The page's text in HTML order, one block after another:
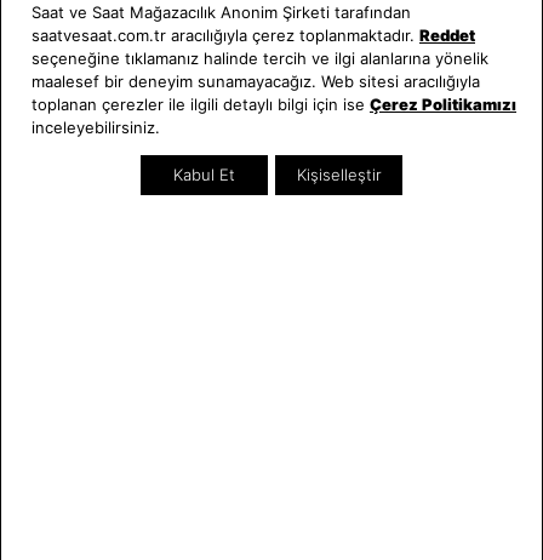
Saat ve Saat
Hakkımızda
Neden Saat ve Saat
Mağazalar
Mağazada Teknik Servis
Kategoriler
Erkek Saat
Kadın Saat
Kampanyalar
Saat ve Saat Mağazacılık Anonim Şirketi tarafından
saatvesaat.com.tr aracılığıyla çerez toplanmaktadır. Reddet
seçeneğine tıklamanız halinde tercih ve ilgi alanlarına yönelik
maalesef bir deneyim sunamayacağız. Web sitesi aracılığıyla
toplanan çerezler ile ilgili detaylı bilgi için ise Çerez Politikamızı
inceleyebilirsiniz.
Kabul Et Kişiselleştir